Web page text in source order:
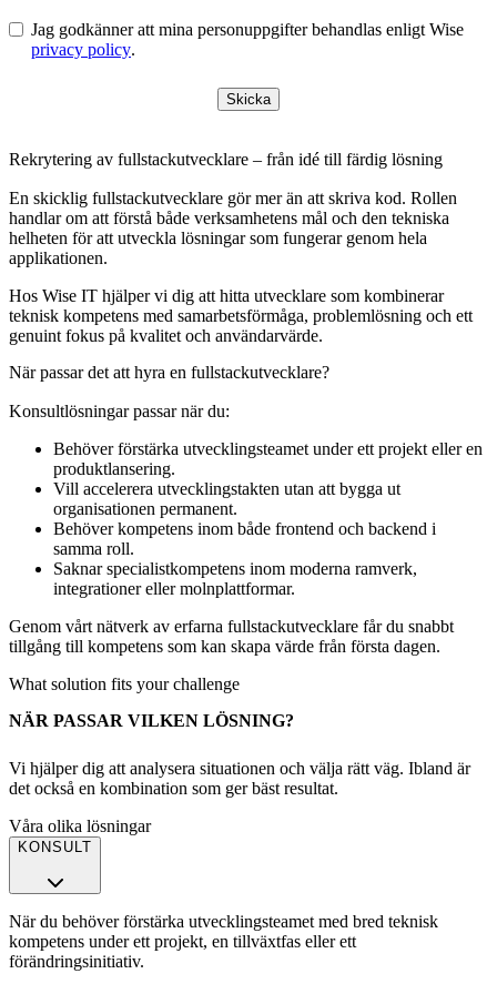
Jag godkänner att mina personuppgifter behandlas enligt Wise
privacy policy.
Skicka
Rekrytering av fullstackutvecklare – från idé till färdig lösning
En skicklig fullstackutvecklare gör mer än att skriva kod. Rollen
handlar om att förstå både verksamhetens mål och den tekniska
helheten för att utveckla lösningar som fungerar genom hela
applikationen.
Hos Wise IT hjälper vi dig att hitta utvecklare som kombinerar
teknisk kompetens med samarbetsförmåga, problemlösning och ett
genuint fokus på kvalitet och användarvärde.
När passar det att hyra en fullstackutvecklare?
Konsultlösningar passar när du:
Behöver förstärka utvecklingsteamet under ett projekt eller en
produktlansering.
Vill accelerera utvecklingstakten utan att bygga ut
organisationen permanent.
Behöver kompetens inom både frontend och backend i
samma roll.
Saknar specialistkompetens inom moderna ramverk,
integrationer eller molnplattformar.
Genom vårt nätverk av erfarna fullstackutvecklare får du snabbt
tillgång till kompetens som kan skapa värde från första dagen.
What solution fits your challenge
NÄR PASSAR VILKEN LÖSNING?
Vi hjälper dig att analysera situationen och välja rätt väg. Ibland är
det också en kombination som ger bäst resultat.
Våra olika lösningar
KONSULT
När du behöver förstärka utvecklingsteamet med bred teknisk
kompetens under ett projekt, en tillväxtfas eller ett
förändringsinitiativ.